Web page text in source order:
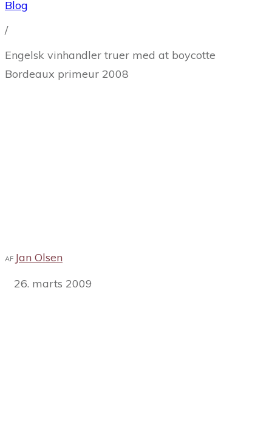
Blog
/
Engelsk vinhandler truer med at boycotte
Bordeaux primeur 2008
AF Jan Olsen
26. marts 2009